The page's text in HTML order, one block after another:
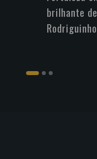
brilhante de
Rodriguinho